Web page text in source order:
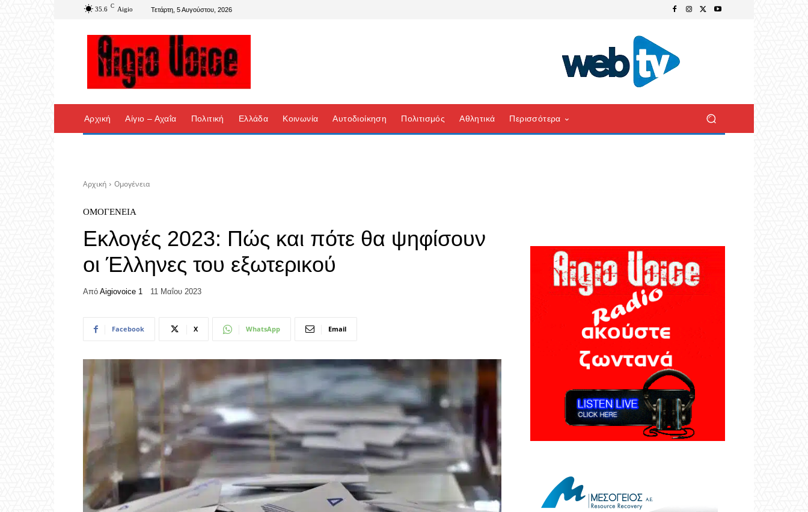
35.6 C Aigio Τετάρτη, 5 Αυγούστου, 2026
Αρχική Αίγιο – Αχαΐα Πολιτική Ελλάδα Κοινωνία Αυτοδιοίκηση Πολιτισμός Αθλητικά Περισσότερα
Αρχική Ομογένεια
ΟΜΟΓΈΝΕΙΑ
Εκλογές 2023: Πώς και πότε θα ψηφίσουν
οι Έλληνες του εξωτερικού
Από Aigiovoice 1 11 Μαΐου 2023
Facebook X WhatsApp Email